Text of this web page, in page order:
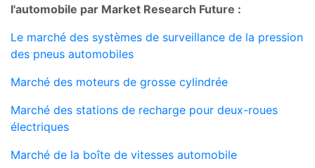
l'automobile par Market Research Future :
Le marché des systèmes de surveillance de la pression
des pneus automobiles
Marché des moteurs de grosse cylindrée
Marché des stations de recharge pour deux-roues
électriques
Marché de la boîte de vitesses automobile